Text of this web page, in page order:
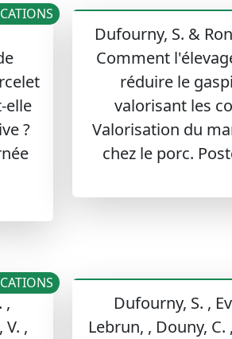
elle
?
Dufourny, S. &
Comment
réduire le
valorisant les
Valorisation du
chez le porc.
,
,
Dufourny, S. ,
Lebrun, , Douny, C.